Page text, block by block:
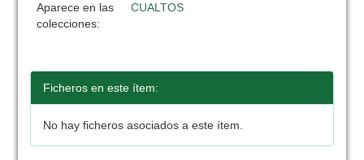
Aparece en las
colecciones:
CUALTOS
Ficheros en este ítem:
No hay ficheros asociados a este ítem.